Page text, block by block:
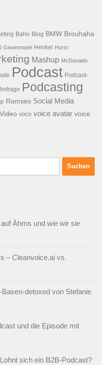
Bahn Blog BMW Brouhaha
Gewinnspiel Henkel Horst
Mashup McDonalds
Podcast Podcast-
Podcasting
Ramses Social Media
Video voco voice avatar voice
Ähms und wie wir sie
– Cleanvoice.ai vs.
detoxed von Stefanie
und die Episode mit
sich ein B2B-Podcast?